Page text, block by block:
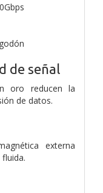
de señal
oro reducen la
de datos.
externa